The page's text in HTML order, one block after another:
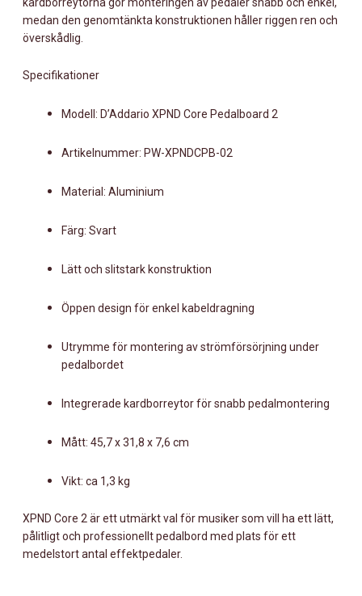
medan den genomtänkta konstruktionen håller riggen ren och
överskådlig.
Specifikationer
Modell: D’Addario XPND Core Pedalboard 2
Artikelnummer: PW-XPNDCPB-02
Material: Aluminium
Färg: Svart
Lätt och slitstark konstruktion
Öppen design för enkel kabeldragning
Utrymme för montering av strömförsörjning under
pedalbordet
Integrerade kardborreytor för snabb pedalmontering
Mått: 45,7 x 31,8 x 7,6 cm
Vikt: ca 1,3 kg
XPND Core 2 är ett utmärkt val för musiker som vill ha ett lätt,
pålitligt och professionellt pedalbord med plats för ett
medelstort antal effektpedaler.